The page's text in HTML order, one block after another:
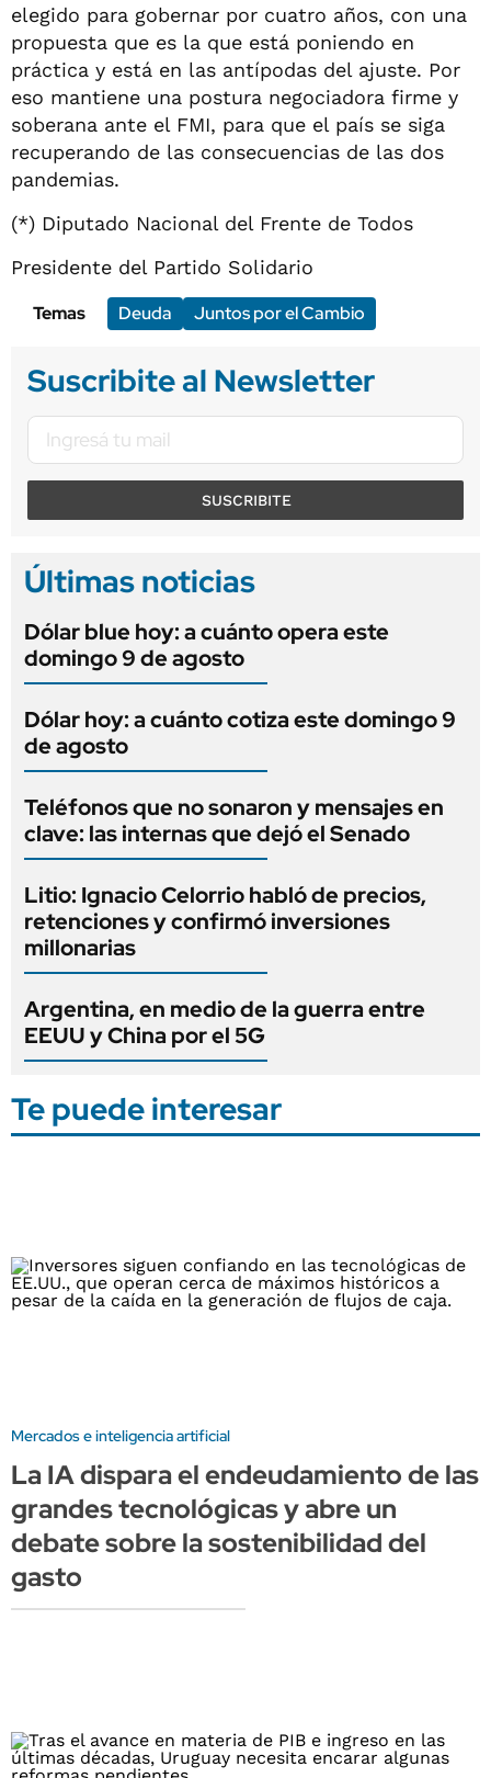
elegido para gobernar por cuatro años, con una
propuesta que es la que está poniendo en
práctica y está en las antípodas del ajuste. Por
eso mantiene una postura negociadora firme y
soberana ante el FMI, para que el país se siga
recuperando de las consecuencias de las dos
pandemias.
(*) Diputado Nacional del Frente de Todos
Presidente del Partido Solidario
Temas
Deuda Juntos por el Cambio
Suscribite al Newsletter
SUSCRIBITE
Últimas noticias
Dólar blue hoy: a cuánto opera este
domingo 9 de agosto
Dólar hoy: a cuánto cotiza este domingo 9
de agosto
Teléfonos que no sonaron y mensajes en
clave: las internas que dejó el Senado
Litio: Ignacio Celorrio habló de precios,
retenciones y confirmó inversiones
millonarias
Argentina, en medio de la guerra entre
EEUU y China por el 5G
Te puede interesar
Mercados e inteligencia artificial
La IA dispara el endeudamiento de las
grandes tecnológicas y abre un
debate sobre la sostenibilidad del
gasto